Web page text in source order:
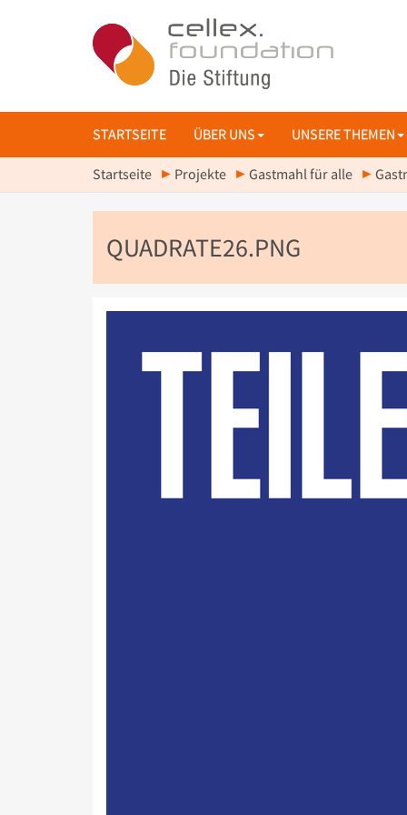
STARTSEITE ÜBER UNS UNSERE THEMEN
Startseite Projekte Gastmahl für alle
QUADRATE26.PNG